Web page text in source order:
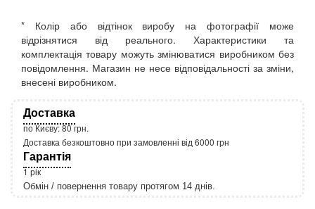
* Колір або відтінок виробу на фотографії може
відрізнятися від реального. Характеристики та
комплектація товару можуть змінюватися виробником без
повідомлення. Магазин не несе відповідальності за зміни,
внесені виробником.
Доставка
по Києву: 80 грн.
Доставка безкоштовно при замовленні від 6000 грн
Гарантія
1 рік
Обмін / повернення товару протягом 14 днів.